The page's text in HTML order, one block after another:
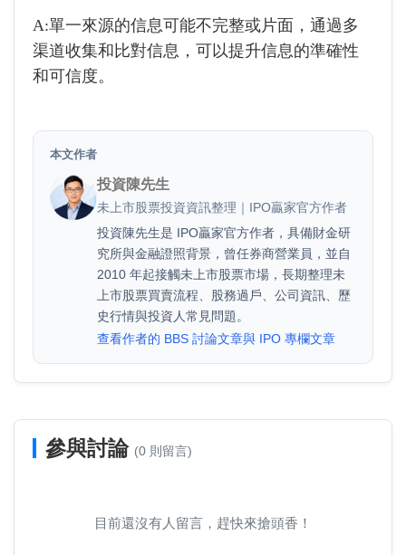
A:單一來源的信息可能不完整或片面，通過多
渠道收集和比對信息，可以提升信息的準確性
和可信度。
本文作者
投資陳先生
未上市股票投資資訊整理｜IPO贏家官方作者
投資陳先生是 IPO贏家官方作者，具備財金研
究所與金融證照背景，曾任券商營業員，並自
2010 年起接觸未上市股票市場，長期整理未
上市股票買賣流程、股務過戶、公司資訊、歷
史行情與投資人常見問題。
查看作者的 BBS 討論文章與 IPO 專欄文章
參與討論 (0 則留言)
目前還沒有人留言，趕快來搶頭香！